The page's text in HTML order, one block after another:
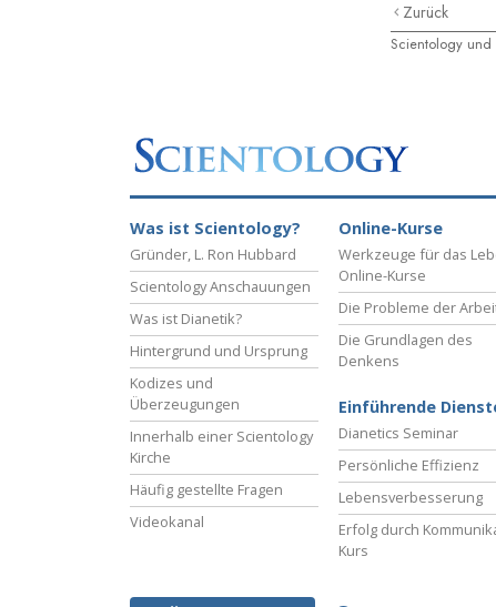
Zurück
Scientology und
Was ist Scientology?
Gründer, L. Ron Hubbard
Scientology Anschauungen
Was ist Dianetik?
Hintergrund und Ursprung
Kodizes und
Überzeugungen
Innerhalb einer Scientology
Kirche
Häufig gestellte Fragen
Videokanal
Online-Kurse
Werkzeuge für das
Online-Kurse
Die Probleme der
Die Grundlagen des
Denkens
Einführende
Dianetics Seminar
Persönliche Effizienz
Lebensverbesserung
Erfolg durch
Kurs